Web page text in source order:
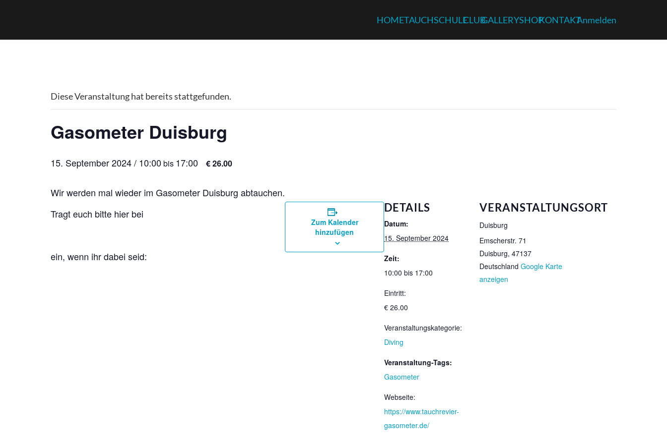
HOMETAUCHSCHULECLUBGALLERYSHOPKONTAKTAnmelden
Diese Veranstaltung hat bereits stattgefunden.
Gasometer Duisburg
15. September 2024 / 10:00 bis 17:00 € 26.00
Wir werden mal wieder im Gasometer Duisburg abtauchen.
Tragt euch bitte hier bei
ein, wenn ihr dabei seid:
Zum Kalender
hinzufügen
DETAILS
Datum:
15. September 2024
Zeit:
10:00 bis 17:00
Eintritt:
€ 26.00
Veranstaltungskategorie:
Diving
Veranstaltung-Tags:
Gasometer
Webseite:
https://www.tauchrevier-
gasometer.de/
VERANSTALTUNGSORT
Duisburg
Emscherstr. 71
Duisburg, 47137
Deutschland Google Karte
anzeigen